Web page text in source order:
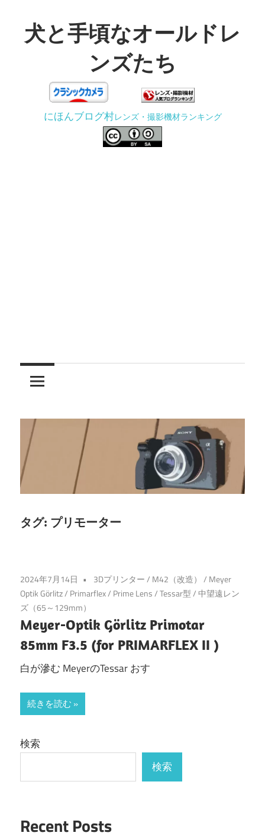
テ犬と手頃なオールドレ
ンズたち
う
にほんブログ村レンズ・撮影機材ランキング
タグ: プリモーター
2024年7月14日 3Dプリンター/ M42（改造） / Meyer
Optik Görlitz/ Primarflex/ Prime Lens/Tessar型/中望遠レン
ズ（65～129mm）
Meyer-Optik Görlitz Primotar
85mm F3.5 (for PRIMARFLEX II )
白が滲む MeyerのTessar おす
続きを読む
検索
検索
Recent Posts